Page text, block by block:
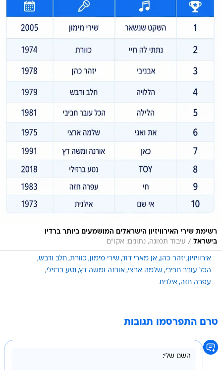
רשימת שירי האירוויזיון הישראלים המושמעים ביותר ברדיו
בישראל / עיבוד תמונה, נתונים: אקו"ם
אירוויזיון יזהר כהן אן מארי דוד שירי מימון כוורת חלב ודבש
הכל עובר חביבי שלמה ארצי אורנה ומשה דץ נטע ברזילי
עפרה חזה אילנית
טרם התפרסמו תגובות